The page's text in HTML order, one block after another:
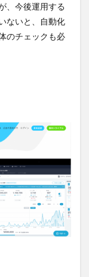
、今後運用する
ないと、自動化
のチェックも必